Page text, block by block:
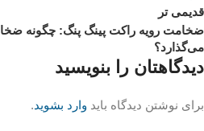
قدیمی تر
ضخامت رویه راکت پینگ پنگ: چگونه
می‌گذارد؟
دیدگاهتان را بنویسید
برای نوشتن دیدگاه باید وارد بشوید.